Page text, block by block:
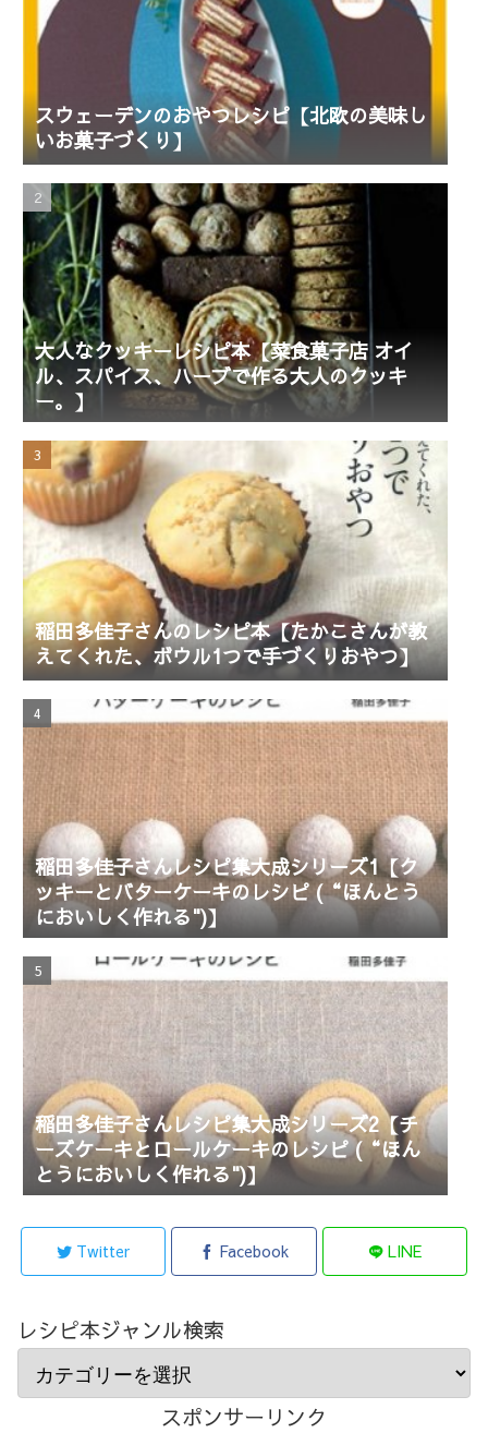
スウェーデンのおやつレシピ【北欧の美味し
いお菓子づくり】
大人なクッキーレシピ本【菜食菓子店 オイ
ル、スパイス、ハーブで作る大人のクッキ
ー。】
稲田多佳子さんのレシピ本【たかこさんが教
えてくれた、ボウル1つで手づくりおやつ】
稲田多佳子さんレシピ集大成シリーズ1【ク
ッキーとバターケーキのレシピ (“ほんとう
においしく作れる")】
稲田多佳子さんレシピ集大成シリーズ2【チ
ーズケーキとロールケーキのレシピ (“ほん
とうにおいしく作れる")】
Twitter Facebook LINE
レシピ本ジャンル検索
スポンサーリンク